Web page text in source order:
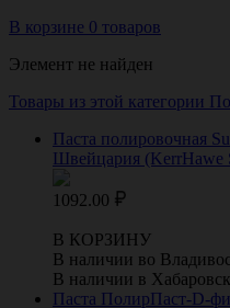
В корзине 0 товаров
Элемент не найден
Товары из этой категории
Паста полировочная
Швейцария (KerrHawe
1092.00
В КОРЗИНУ
В наличии во
В наличии в
Паста ПолирПаст-D-